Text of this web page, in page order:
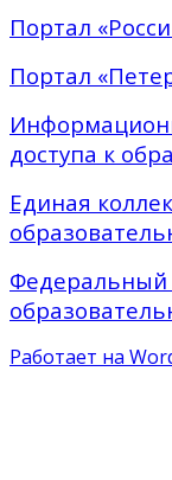
Портал
Портал
доступа к
Единая
Работает на